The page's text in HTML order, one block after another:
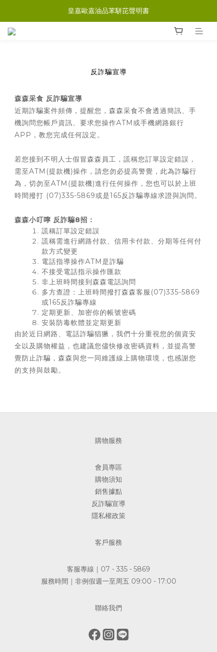
皇嘉歐嘉油品苯駢芘聲明書
反詐騙宣導
森森采食 反詐騙宣導
近期詐騙案件頻傳，提醒您，森森采食不會透過簡訊、手
機詢問您帳戶資訊、要求您操作ATM或手機網路銀行
APP，教您完成任何設定。
若您接到不明人士假冒森森員工，謊稱您訂單設定錯誤，
需至ATM(提款機)操作，請您勿必提高警覺，此為詐騙行
為，切勿至ATM(提款機)進行任何操作，您也可以於上班
時間撥打 (07)335-5869或是165反詐騙專線求證與詢問。
森森小叮嚀 反詐騙8招：
謊稱訂單設定錯誤
謊稱需進行網路付款、信用卡付款、分期等任何付
款方式變更
電話指導操作ATM是詐騙
不接受電話指示操作匯款
非上班時間接到森森電話詢問
多方查證：上班時間撥打森森客服(07)335-5869
或165反詐騙專線
定期更新、加密你的帳號密碼
安裝防毒軟體並定期更新
由於近日網路、電話詐騙猖獗，我們十分重視您的個資安
全以及購物權益，也建議您儘快修改密碼資料，並提高警
覺防止詐騙，森森與您一同維護線上購物環境，也感謝您
的支持與鼓勵。
購物服務
會員專區
購物須知
銷售據點
反詐騙宣導
隱私權政策
客戶服務
客服專線｜07 - 335 - 5869
服務時間｜非例假週一至周五 09:00 - 17:00
聯絡我們